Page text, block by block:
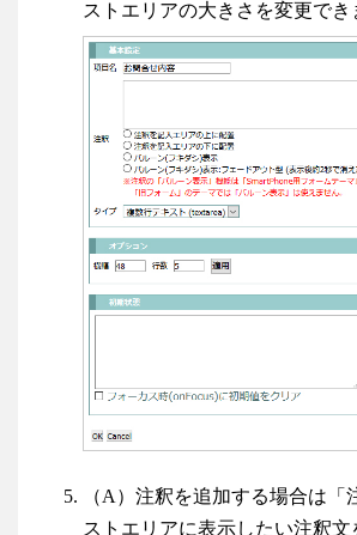
ストエリアの大きさを変更でき
（A）注釈を追加する場合は「
ストエリアに表示したい注釈文